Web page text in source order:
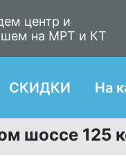
центр и
на МРТ и КТ
СКИДКИ На
шоссе 125